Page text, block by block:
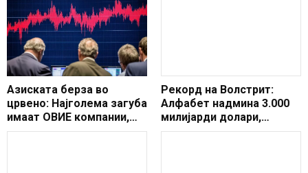
Азиската берза во
црвено: Најголема загуба
имаат ОВИЕ компании,
цената на НАФТАТА
Рекорд на Волстрит:
Алфабет надмина 3.000
милијарди долари,
порасна и Тесла